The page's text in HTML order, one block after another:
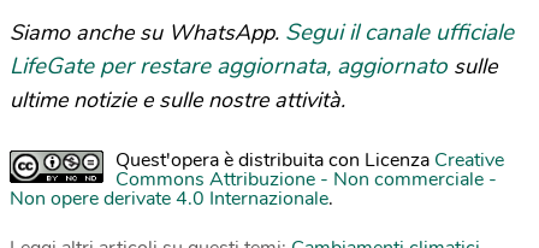
Siamo anche su WhatsApp. Segui il canale ufficiale
LifeGate per restare aggiornata, aggiornato sulle
ultime notizie e sulle nostre attività.
Quest'opera è distribuita con Licenza Creative
Commons Attribuzione - Non commerciale -
Non opere derivate 4.0 Internazionale.